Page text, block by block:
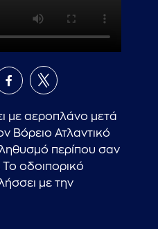
με αεροπλάνο μετά
Βόρειο Ατλαντικό
περίπου σαν
Το οδοιπορικό
με την